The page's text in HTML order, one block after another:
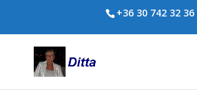
+36 30 742 32 36